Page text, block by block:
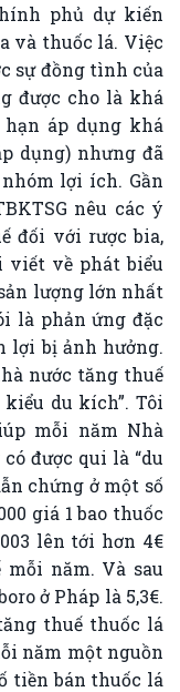
phủ dự kiến
và thuốc lá. Việc
sự đồng tình của
được cho là khá
áp dụng khá
dụng) nhưng đã
lợi ích. Gần
nêu các ý
đối với rược bia,
viết về phát biểu
lượng lớn nhất
là phản ứng đặc
lợi bị ảnh hưởng.
nước tăng thuế
du kích”. Tôi
mỗi năm Nhà
được qui là “du
chứng ở một số
giá 1 bao thuốc
lên tới hơn 4€
năm. Và sau
ở Pháp là 5,3€.
thuế thuốc lá
năm một nguồn
tiền bán thuốc lá